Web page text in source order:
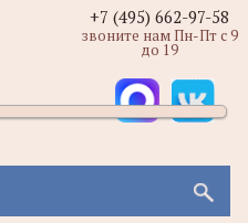
+7 (495) 662-97-58
звоните нам Пн-Пт с 9
до 19